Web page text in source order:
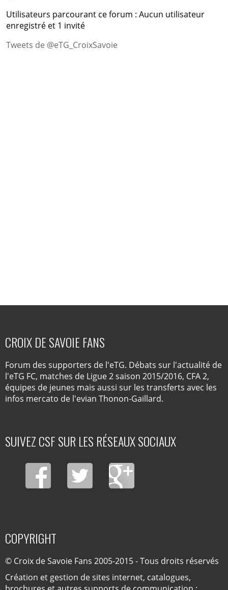
Utilisateurs parcourant ce forum : Aucun utilisateur
enregistré et 1 invité
Tweets de @eTG_CroixSavoie
CROIX DE SAVOIE FANS
Forum des supporters de l'eTG. Débats sur l'actualité de
l'eTG FC, matches de Ligue 2 saison 2015/2016, CFA 2,
équipes de jeunes mais aussi sur les transferts avec les
infos mercato de l'evian Thonon-Gaillard.
SUIVEZ CSF SUR LES RÉSEAUX SOCIAUX
COPYRIGHT
© Croix de Savoie Fans 2005-2015 - Tous droits réservés
Création et gestion de sites internet, catalogues,